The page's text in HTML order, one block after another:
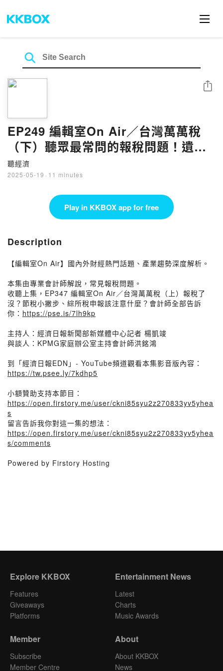
EP249 編輯室On Air／台灣萬萬稅
（下）聽眾最常問的報稅問題！遺產
稅；大陸、海外工作怎麼報？搞懂免
稅額 會計師講解實用報稅小妙方
聽經濟
2025-05-19 · 11 minutes
Share
Play in KKBOX app for free
Description
【編輯室On Air】國內外財經熱門話題、產業趨勢深度解析。
本集由專業會計師解說，常見報稅問題。
收聽上集，EP347 編輯室On Air／台灣萬萬稅（上）報稅了
沒？節稅小撇步、綜所稅申報該注意什麼？會計師全部告訴
你： https://pse.is/7lh9kp
主持人：經濟日報新聞部新媒體中心記者 楊凱竣
與談人：KPMG家庭辦公室主持會計師洪銘鴻
到「經濟日報EDN」- YouTube頻道觀看本集影音版內容：
https://tw.psee.ly/7kdhp5
小額贊助支持本節目：
https://open.firstory.me/user/ckni85syu2z270833yv5yhea
s
留言告訴我你對這一集的想法：
https://open.firstory.me/user/ckni85syu2z270833yv5yhea
s/comments
Powered by Firstory Hosting
Explore KKBOX
Features
Giveaways
Platforms
Entertainment News
Latest
Charts
Music Awards
Member
Subscribe
Member Centre
About
About KKBOX
News